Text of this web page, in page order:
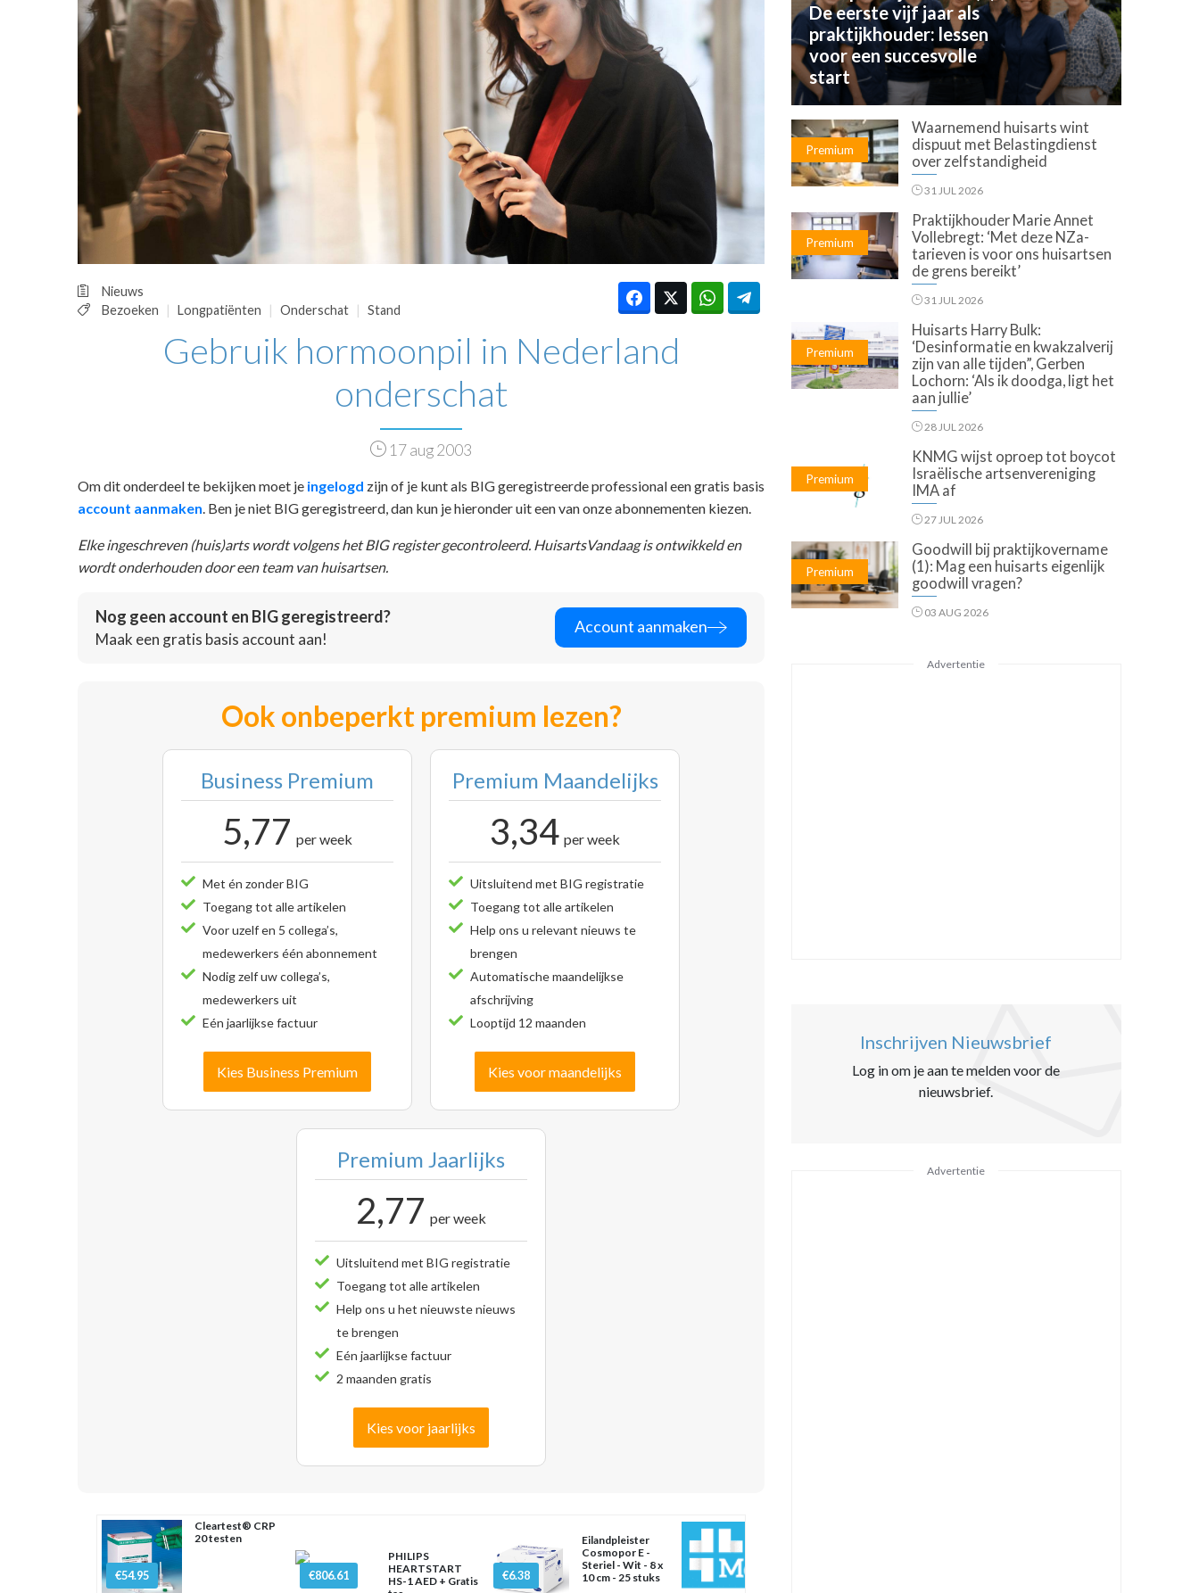
HUISARTSENPOST
PRAKTIJKZAKEN
VPHUISARTSEN
MEDISCHE VAKHANDEL
REGISTRATIE
Nieuws
Bezoeken
Longpatiënten Onderschat Stand
Gebruik hormoonpil in Nederland
onderschat
17 aug 2003
Om dit onderdeel te bekijken moet je ingelogd zijn of je kunt als BIG geregistreerde professional een gratis basis
account aanmaken . Ben je niet BIG geregistreerd, dan kun je hieronder uit een van onze abonnementen kiezen.
Elke ingeschreven (huis)arts wordt volgens het BIG register gecontroleerd. HuisartsVandaag is ontwikkeld en
wordt onderhouden door een team van huisartsen.
Nog geen account en BIG geregistreerd?
Maak een gratis basis account aan!
Account aanmaken
Ook onbeperkt premium lezen?
Business Premium
5,77 per week
Met én zonder BIG
Toegang tot alle artikelen
Voor uzelf en 5 collega’s,
medewerkers één abonnement
Nodig zelf uw collega’s,
medewerkers uit
Eén jaarlijkse factuur
Kies Business Premium
Premium Maandelijks
3,34 per week
Uitsluitend met BIG registratie
Toegang tot alle artikelen
Help ons u relevant nieuws te
brengen
Automatische maandelijkse
afschrijving
Looptijd 12 maanden
Kies voor maandelijks
Premium Jaarlijks
2,77 per week
Uitsluitend met BIG registratie
Toegang tot alle artikelen
Help ons u het nieuwste nieuws
te brengen
Eén jaarlijkse factuur
2 maanden gratis
Kies voor jaarlijks
€54.95
Cleartest® CRP
20 testen
€806.61
PHILIPS
HEARTSTART
HS-1 AED + Gratis
€6.38
Eilandpleister
Cosmopor E -
Steriel - Wit - 8 x
10 cm - 25 stuks
De eerste vijf jaar als
praktijkhouder: lessen
voor een succesvolle
start
Premium
Waarnemend huisarts wint
dispuut met Belastingdienst
over zelfstandigheid
31 JUL 2026
Premium
Praktijkhouder Marie Annet
Vollebregt: ‘Met deze NZa-
tarieven is voor ons huisartsen
de grens bereikt’
31 JUL 2026
Premium
Huisarts Harry Bulk:
‘Desinformatie en kwakzalverij
zijn van alle tijden”, Gerben
Lochorn: ‘Als ik doodga, ligt het
aan jullie’
28 JUL 2026
Premium
KNMG wijst oproep tot boycot
Israëlische artsenvereniging
IMA af
27 JUL 2026
Premium
Goodwill bij praktijkovername
(1): Mag een huisarts eigenlijk
goodwill vragen?
03 AUG 2026
Advertentie
Inschrijven Nieuwsbrief
Log in om je aan te melden voor de
nieuwsbrief.
Advertentie